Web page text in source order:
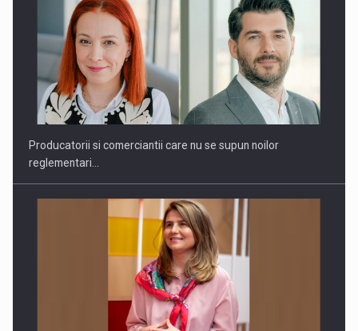
Webinar - Business Evolution-RETHINK STRATEGY-Finantare
Investitii Digitalizare
Producatorii si comerciantii care nu se supun noilor
reglementari…